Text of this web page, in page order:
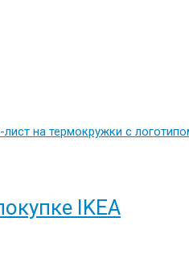
лист на термокружки с
IKEA